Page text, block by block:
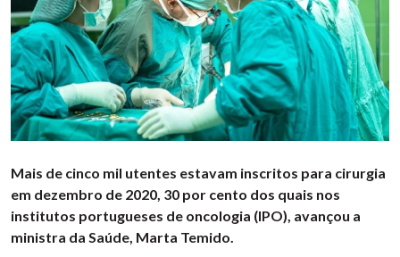
Mais de cinco mil utentes estavam inscritos para cirurgia
em dezembro de 2020, 30 por cento dos quais nos
institutos portugueses de oncologia (IPO), avançou a
ministra da Saúde, Marta Temido.